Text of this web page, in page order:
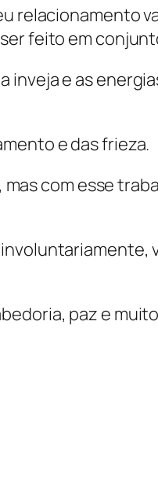
relacionamento
feito em
e as
e das frieza.
com esse
paz e